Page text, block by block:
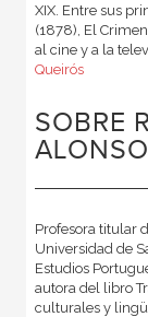
XIX. Entre sus
(1878), El
al cine y a la
Queirós
SOBRE
Profesora titular
Universidad de
Estudios
autora del libro
culturales y